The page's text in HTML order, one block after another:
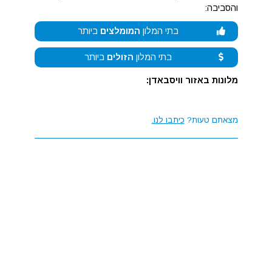
והסביבה:
בתי המלון המומלצים ביותר
בתי המלון הזולים ביותר
מלונות באזור וויסבאדן:
מצאתם טעות? כיתבו לנו.